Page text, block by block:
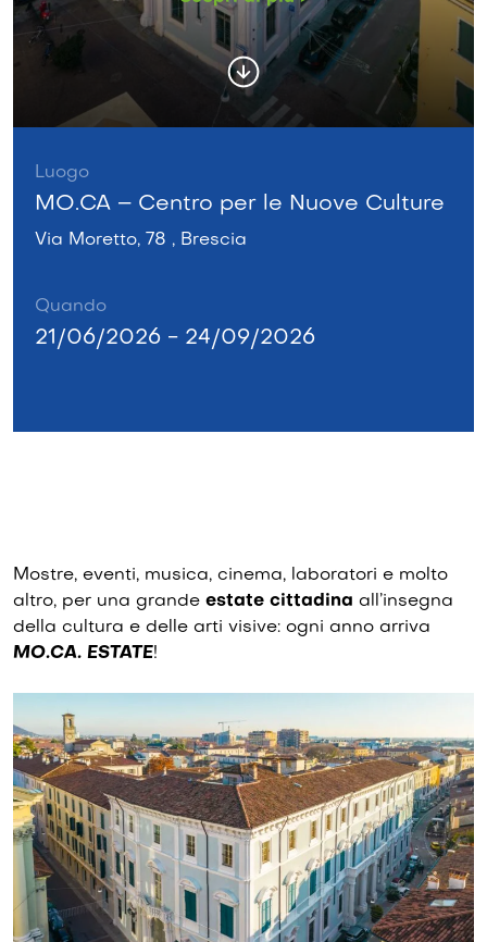
Luogo
MO.CA – Centro per le Nuove Culture
Via Moretto, 78 , Brescia
Quando
21/06/2026 - 24/09/2026
Mostre, eventi, musica, cinema, laboratori e molto
altro, per una grande estate cittadina all’insegna
della cultura e delle arti visive: ogni anno arriva
MO.CA. ESTATE!